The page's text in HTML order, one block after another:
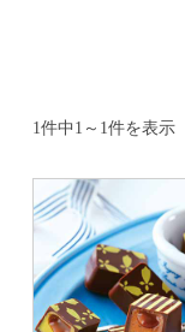
1件中1～1件を表示